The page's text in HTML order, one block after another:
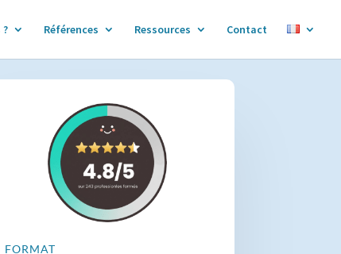
Références Ressources Contact
FORMAT